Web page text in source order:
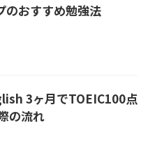
のおすすめ勉強法
3ヶ月でTOEIC100点
の流れ